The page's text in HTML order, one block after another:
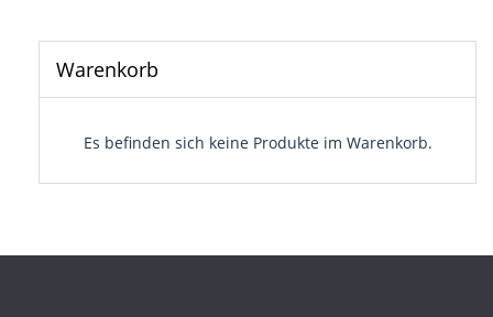
Warenkorb
Es befinden sich keine Produkte im Warenkorb.